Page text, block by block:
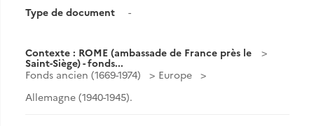
Type de document
-
Contexte : ROME (ambassade de France près le
Saint-Siège) - fonds...
Fonds ancien (1669-1974)
Europe
Allemagne (1940-1945).